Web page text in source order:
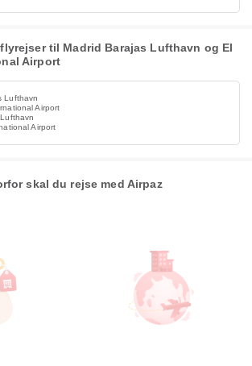
til Madrid Barajas Lufthavn og El
Airport
Lufthavn
Airport
Airport
skal du rejse med Airpaz